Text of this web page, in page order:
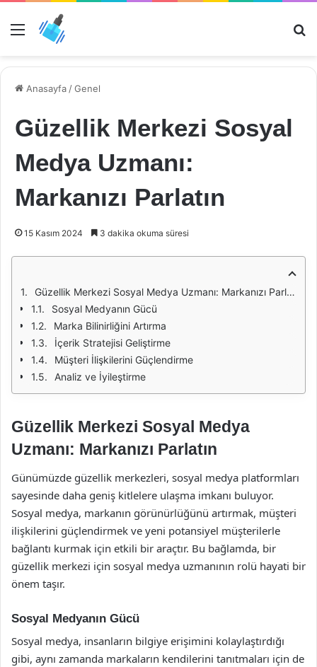
Menü
Anasayfa /Genel
Güzellik Merkezi Sosyal
Medya Uzmanı:
Markanızı Parlatın
15 Kasım 2024 3 dakika okuma süresi
Güzellik Merkezi Sosyal Medya Uzmanı: Markanızı Parlatın
Sosyal Medyanın Gücü
Marka Bilinirliğini Artırma
İçerik Stratejisi Geliştirme
Müşteri İlişkilerini Güçlendirme
Analiz ve İyileştirme
Güzellik Merkezi Sosyal Medya
Uzmanı: Markanızı Parlatın
Günümüzde güzellik merkezleri, sosyal medya platformları
sayesinde daha geniş kitlelere ulaşma imkanı buluyor.
Sosyal medya, markanın görünürlüğünü artırmak, müşteri
ilişkilerini güçlendirmek ve yeni potansiyel müşterilerle
bağlantı kurmak için etkili bir araçtır. Bu bağlamda, bir
güzellik merkezi için sosyal medya uzmanının rolü hayati bir
önem taşır.
Sosyal Medyanın Gücü
Sosyal medya, insanların bilgiye erişimini kolaylaştırdığı
gibi, aynı zamanda markaların kendilerini tanıtmaları için de